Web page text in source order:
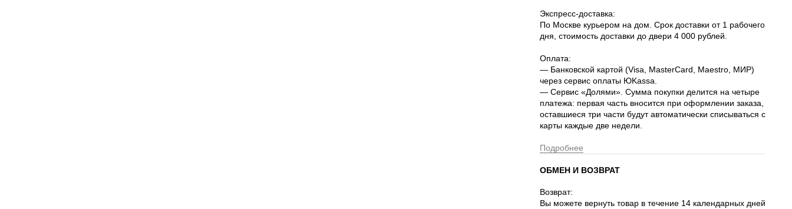
Экспресс-доставка:
По Москве курьером на дом. Срок доставки от 1 рабочего
дня, стоимость доставки до двери 4 000 рублей.
Оплата:
— Банковской картой (Visa, MasterCard, Maestro, МИР)
через сервис оплаты ЮKassa.
— Сервис «Долями». Сумма покупки делится на четыре
платежа: первая часть вносится при оформлении заказа,
оставшиеся три части будут автоматически списываться с
карты каждые две недели.
Подробнее
ОБМЕН И ВОЗВРАТ
Возврат:
Вы можете вернуть товар в течение 14 календарных дней